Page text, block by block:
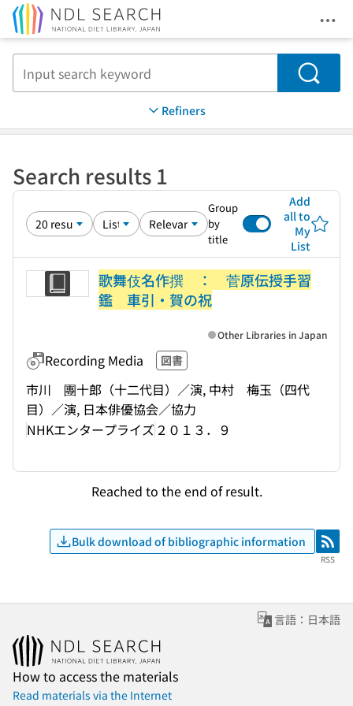
Search
Refiners
Search results 1
Group
by
title
Add
all to
My
List
歌舞伎名作撰 ： 菅原伝授手習
鑑 車引・賀の祝
Recording Media 図書
市川 團十郎（十二代目）／演, 中村 梅玉（四代
目）／演, 日本俳優協会／協力
NHKエンタープライズ ２０１３．９
Other Libraries in Japan
Reached to the end of result.
Bulk download of bibliographic information RSS
RSS
言語：日本語
How to access the materials
Read materials via the Internet